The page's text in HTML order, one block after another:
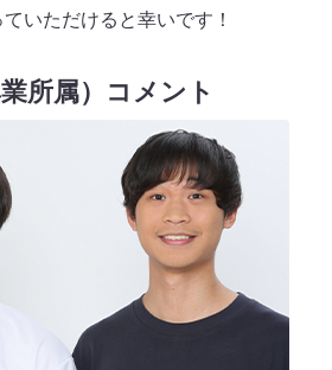
いただけると幸いです！
所属）コメント